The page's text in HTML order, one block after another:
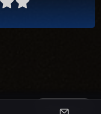
Partager